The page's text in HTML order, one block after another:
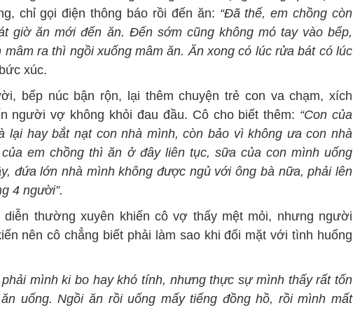
chỉ gọi điện thông báo rồi đến ăn: “Đã thế, em chồng còn
giờ ăn mới đến ăn. Đến sớm cũng không mó tay vào bếp,
mâm ra thì ngồi xuống mâm ăn. Ăn xong có lúc rửa bát có lúc
xúc.
bếp núc bận rộn, lại thêm chuyện trẻ con va chạm, xích
người vợ không khỏi đau đầu. Cô cho biết thêm: “Con của
lại hay bắt nạt con nhà mình, còn bảo vì không ưa con nhà
em chồng thì ăn ở đây liên tục, sữa của con mình uống
đứa lớn nhà mình không được ngủ với ông bà nữa, phải lên
4 người”.
diễn thường xuyên khiến cô vợ thấy mệt mỏi, nhưng người
nên cô chẳng biết phải làm sao khi đối mặt với tình huống
phải mình ki bo hay khó tính, nhưng thực sự mình thấy rất tốn
uống. Ngồi ăn rồi uống mấy tiếng đồng hồ, rồi mình mất